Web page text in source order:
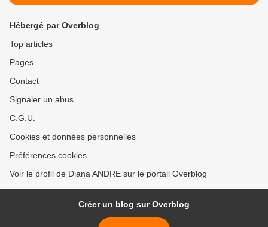
Hébergé par Overblog
Top articles
Pages
Contact
Signaler un abus
C.G.U.
Cookies et données personnelles
Préférences cookies
Voir le profil de Diana ANDRE sur le portail Overblog
Créer un blog sur Overblog